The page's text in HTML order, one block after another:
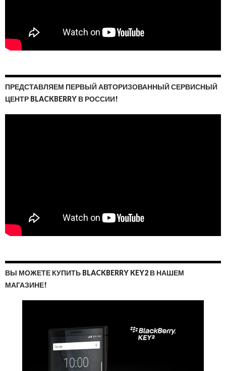
ПРЕДСТАВЛЯЕМ ПЕРВЫЙ АВТОРИЗОВАННЫЙ СЕРВИСНЫЙ
ЦЕНТР BLACKBERRY В РОССИИ!
ВЫ МОЖЕТЕ КУПИТЬ BLACKBERRY KEY2 В НАШЕМ
МАГАЗИНЕ!